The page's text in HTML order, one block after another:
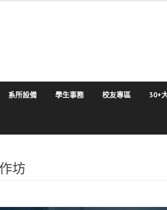
系所設備 學生事務 校友專區 30+
坊